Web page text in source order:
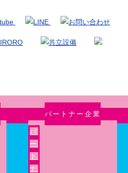
パートナー企業
パ
ー
ト
ナ